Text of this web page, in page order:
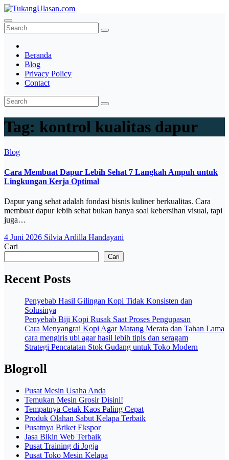
Skip
to
content
TukangUlasan.com
Baca Aja Dulu!
Beranda
Blog
Privacy Policy
Contact
Tag: kontrol kualitas dapur
Blog
Cara Membuat Dapur Lebih Sehat 7 Langkah Ampuh untuk
Lingkungan Kerja Optimal
Dapur yang sehat adalah fondasi bisnis kuliner berkualitas. Cara
membuat dapur lebih sehat bukan hanya soal kebersihan visual, tapi
juga…
4 Juni 2026 Silvia Ardilla Handayani
Cari
Cari
Recent Posts
Penyebab Hasil Gilingan Kopi Tidak Konsisten dan
Solusinya
Penyebab Biji Kopi Rusak Saat Proses Pengupasan
Cara Menyangrai Kopi Agar Matang Merata dan Tahan Lama
cara mengiris ubi agar hasil lebih tipis dan seragam
Strategi Pencatatan Stok Gudang untuk Toko Modern
Blogroll
Pusat Mesin Usaha Anda
Temukan Mesin Grosir Disini!
Tempatnya Cetak Kaos Paling Cepat
Produk Olahan Sabut Kelapa Terbaik
Pusatnya Briket Ekspor
Jasa Bikin Web Terbaik
Pusat Training di Jogja
Pusat Toko Mesin Kelapa